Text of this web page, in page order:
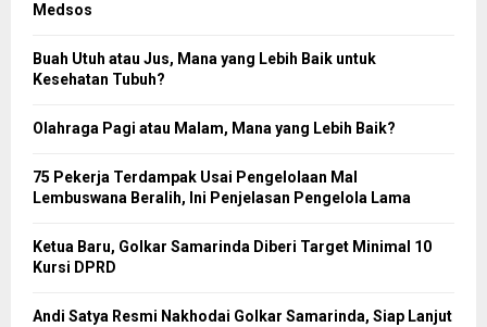
Medsos
Buah Utuh atau Jus, Mana yang Lebih Baik untuk
Kesehatan Tubuh?
Olahraga Pagi atau Malam, Mana yang Lebih Baik?
75 Pekerja Terdampak Usai Pengelolaan Mal
Lembuswana Beralih, Ini Penjelasan Pengelola Lama
Ketua Baru, Golkar Samarinda Diberi Target Minimal 10
Kursi DPRD
Andi Satya Resmi Nakhodai Golkar Samarinda, Siap Lanjut